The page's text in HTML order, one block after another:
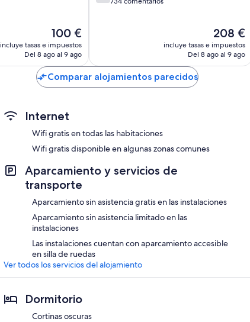
El
precio
actual
de
100 €
100 €
incluye tasas e impuestos
Del 8 ago al 9 ago
El
precio
actual
208 €
incluye tasas e impuestos
Del 8 ago al 9 ago
Comparar alojamientos parecidos
Internet
Wifi gratis en todas las habitaciones
Wifi gratis disponible en algunas zonas comunes
Aparcamiento y servicios de
transporte
Aparcamiento sin asistencia gratis en las instalaciones
Aparcamiento sin asistencia limitado en las
instalaciones
Las instalaciones cuentan con aparcamiento accesible
en silla de ruedas
Ver todos los servicios del alojamiento
Dormitorio
Cortinas oscuras